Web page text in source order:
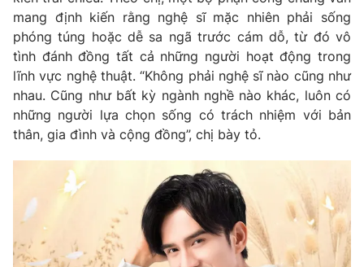
mang định kiến rằng nghệ sĩ mặc nhiên phải sống
phóng túng hoặc dễ sa ngã trước cám dỗ, từ đó vô
tình đánh đồng tất cả những người hoạt động trong
lĩnh vực nghệ thuật. “Không phải nghệ sĩ nào cũng như
nhau. Cũng như bất kỳ ngành nghề nào khác, luôn có
những người lựa chọn sống có trách nhiệm với bản
thân, gia đình và cộng đồng”, chị bày tỏ.